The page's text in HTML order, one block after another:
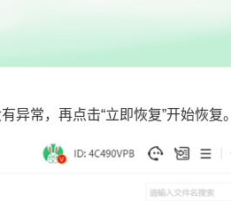
异常，再点击“立即恢复”开始恢复。